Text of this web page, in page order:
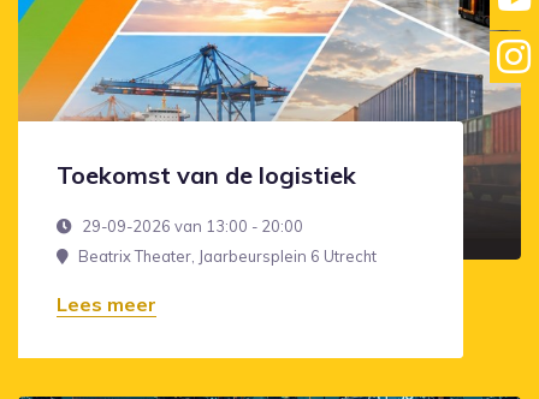
Toekomst van de logistiek
29-09-2026 van 13:00 - 20:00
Beatrix Theater, Jaarbeursplein 6 Utrecht
Lees meer